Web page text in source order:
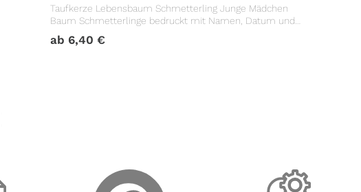
Taufkerze Lebensbaum Schmetterling Junge Mädchen
Baum Schmetterlinge bedruckt mit Namen, Datum und
Taufspruch
ab 6,40 €